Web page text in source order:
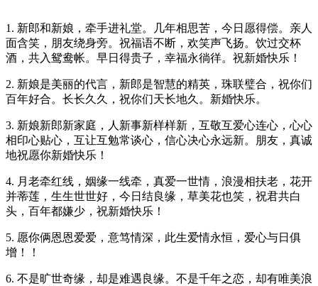
1. 新郎和新娘，牵手进礼堂。几年相思苦，今日愿得偿。亲人
面含笑，朋友绕身旁。祝福语不断，欢笑声飞扬。饮过交杯
酒，共入鸳鸯帐。早日得贵子，幸福永徜徉。祝新婚快乐！
2. 新娘是美丽的代言，新郎是智慧的精英，珠联璧合，祝你们
百年好合。长长久久，祝你们天长地久。新婚快乐。
3. 新娘新郎新家庭，人新事新样样新，互敬互爱心连心，心心
相印心贴心，互让互勉常谈心，信心决心永远新。朋友，真诚
地祝愿你新婚快乐！
4. 月老牵红线，姻缘一线牵，真爱一世情，浪漫相扶老，花开
并蒂莲，生生世世好，今日结良缘，草美花也笑，祝君共白
头，百年都嫌少，祝新婚快乐！
5. 愿你俩恩恩爱爱，意笃情深，此生爱情永恒，爱心与日俱
增！！
6. 不是旷世奇缘，却是难遇良缘。不是千年之恋，却有唯美浪